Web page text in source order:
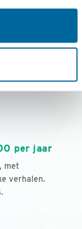
per jaar
met
verhalen.